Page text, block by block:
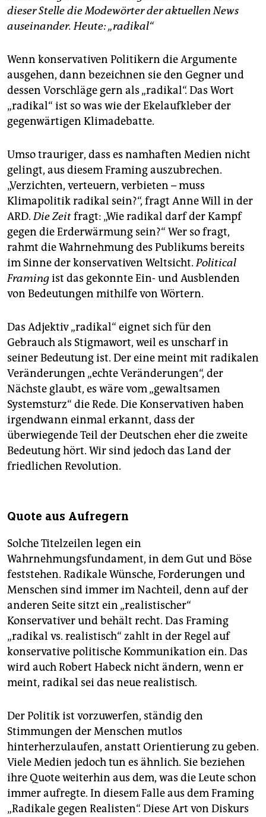
genossenschaft
dieser Stelle die Modewörter der aktuellen News
auseinander. Heute: „radikal“
Wenn konservativen Politikern die Argumente
ausgehen, dann bezeichnen sie den Gegner und
dessen Vorschläge gern als „radikal“. Das Wort
„radikal“ ist so was wie der Ekelaufkleber der
gegenwärtigen Klimadebatte.
Umso trauriger, dass es namhaften Medien nicht
gelingt, aus diesem Framing auszubrechen.
„Verzichten, verteuern, verbieten – muss
Klimapolitik radikal sein?“, fragt Anne Will in der
ARD.Die Zeitfragt: „Wie radikal darf der Kampf
gegen die Erderwärmung sein?“ Wer so fragt,
rahmt die Wahrnehmung des Publikums bereits
im Sinne der konservativen Weltsicht.Political
Framingist das gekonnte Ein- und Ausblenden
von Bedeutungen mithilfe von Wörtern.
Das Adjektiv „radikal“ eignet sich für den
Gebrauch als Stigmawort, weil es unscharf in
seiner Bedeutung ist. Der eine meint mit radikalen
Veränderungen „echte Veränderungen“, der
Nächste glaubt, es wäre vom „gewaltsamen
Systemsturz“ die Rede. Die Konservativen haben
irgendwann einmal erkannt, dass der
überwiegende Teil der Deutschen eher die zweite
Bedeutung hört. Wir sind jedoch das Land der
friedlichen Revolution.
Quote aus Aufregern
Solche Titelzeilen legen ein
Wahrnehmungsfundament, in dem Gut und Böse
feststehen. Radikale Wünsche, Forderungen und
Menschen sind immer im Nachteil, denn auf der
anderen Seite sitzt ein „realistischer“
Konservativer und behält recht. Das Framing
„radikal vs. realistisch“ zahlt in der Regel auf
konservative politische Kommunikation ein. Das
wird auch Robert Habeck nicht ändern, wenn er
meint, radikal sei das neue realistisch.
Der Politik ist vorzuwerfen, ständig den
Stimmungen der Menschen mutlos
hinterherzulaufen, anstatt Orientierung zu geben.
Viele Medien jedoch tun es ähnlich. Sie beziehen
ihre Quote weiterhin aus dem, was die Leute schon
immer aufregte. In diesem Falle aus dem Framing
„Radikale gegen Realisten“. Diese Art von Diskurs